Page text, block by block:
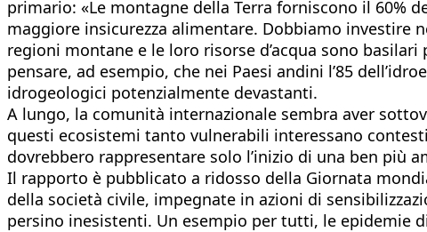
primario: «Le montagne della Terra forniscono il 60%
maggiore insicurezza alimentare. Dobbiamo
regioni montane e le loro risorse d’acqua sono
pensare, ad esempio, che nei Paesi andini l’85
idrogeologici potenzialmente devastanti.
A lungo, la comunità internazionale sembra aver
questi ecosistemi tanto vulnerabili interessano
dovrebbero rappresentare solo l’inizio di una ben più
Il rapporto è pubblicato a ridosso della Giornata
della società civile, impegnate in azioni di
persino inesistenti. Un esempio per tutti, le epidemie